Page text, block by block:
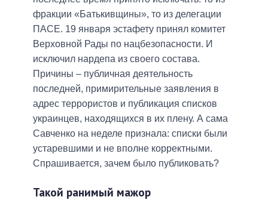
фракции «Батькивщины», то из делегации
ПАСЕ. 19 января эстафету принял комитет
Верховной Рады по нацбезопасности. И
исключил нардепа из своего состава.
Причины – публичная деятельность
последней, примирительные заявления в
адрес террористов и публикация списков
украинцев, находящихся в их плену. А сама
Савченко на неделе признала: списки были
устаревшими и не вполне корректными.
Спрашивается, зачем было публиковать?
Такой ранимый мажор